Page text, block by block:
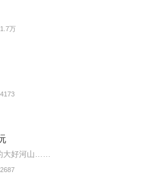
1.7万
4173
大好河山……
2687